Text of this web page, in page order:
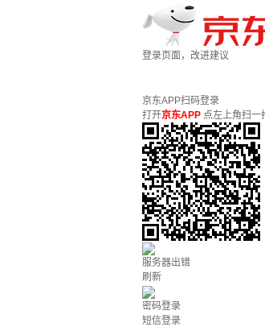
登录页面，改进建议
京东APP扫码登录
打开京东APP 点左上角扫一
服务器出错
刷新
密码登录
短信登录